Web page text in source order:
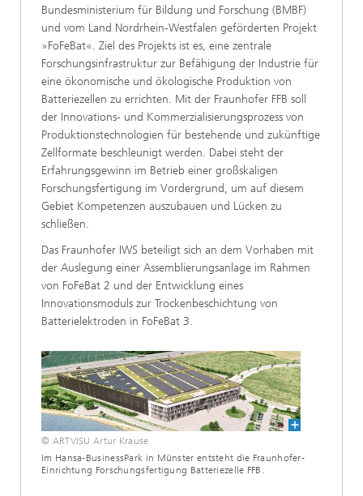
Bundesministerium für Bildung und Forschung (BMBF)
und vom Land Nordrhein-Westfalen geförderten Projekt
»FoFeBat«. Ziel des Projekts ist es, eine zentrale
Forschungsinfrastruktur zur Befähigung der Industrie für
eine ökonomische und ökologische Produktion von
Batteriezellen zu errichten. Mit der Fraunhofer FFB soll
der Innovations- und Kommerzialisierungsprozess von
Produktionstechnologien für bestehende und zukünftige
Zellformate beschleunigt werden. Dabei steht der
Erfahrungsgewinn im Betrieb einer großskaligen
Forschungsfertigung im Vordergrund, um auf diesem
Gebiet Kompetenzen auszubauen und Lücken zu
schließen.
Das Fraunhofer IWS beteiligt sich an dem Vorhaben mit
der Auslegung einer Assemblierungsanlage im Rahmen
von FoFeBat 2 und der Entwicklung eines
Innovationsmoduls zur Trockenbeschichtung von
Batterielektroden in FoFeBat 3.
© ARTVISU Artur Krause
Im Hansa-BusinessPark in Münster entsteht die Fraunhofer-
Einrichtung Forschungsfertigung Batteriezelle FFB.